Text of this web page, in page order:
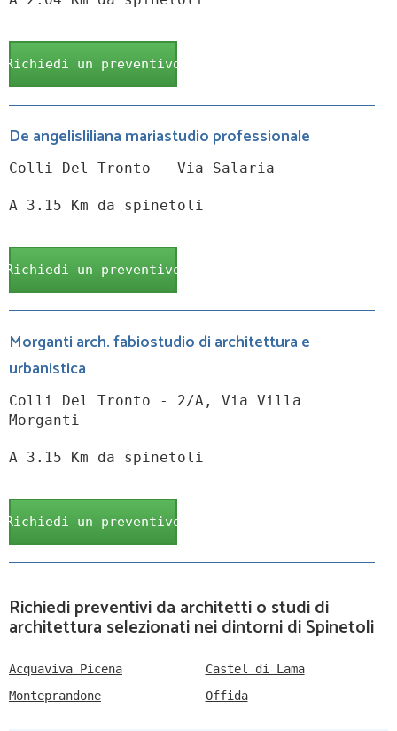
Richiedi un preventivo
De angelisliliana mariastudio professionale
Colli Del Tronto - Via Salaria
A 3.15 Km da spinetoli
Richiedi un preventivo
Morganti arch. fabiostudio di architettura e
urbanistica
Colli Del Tronto - 2/A, Via Villa
Morganti
A 3.15 Km da spinetoli
Richiedi un preventivo
Richiedi preventivi da architetti o studi di
architettura selezionati nei dintorni di Spinetoli
Acquaviva Picena
Castel di Lama
Monteprandone
Offida